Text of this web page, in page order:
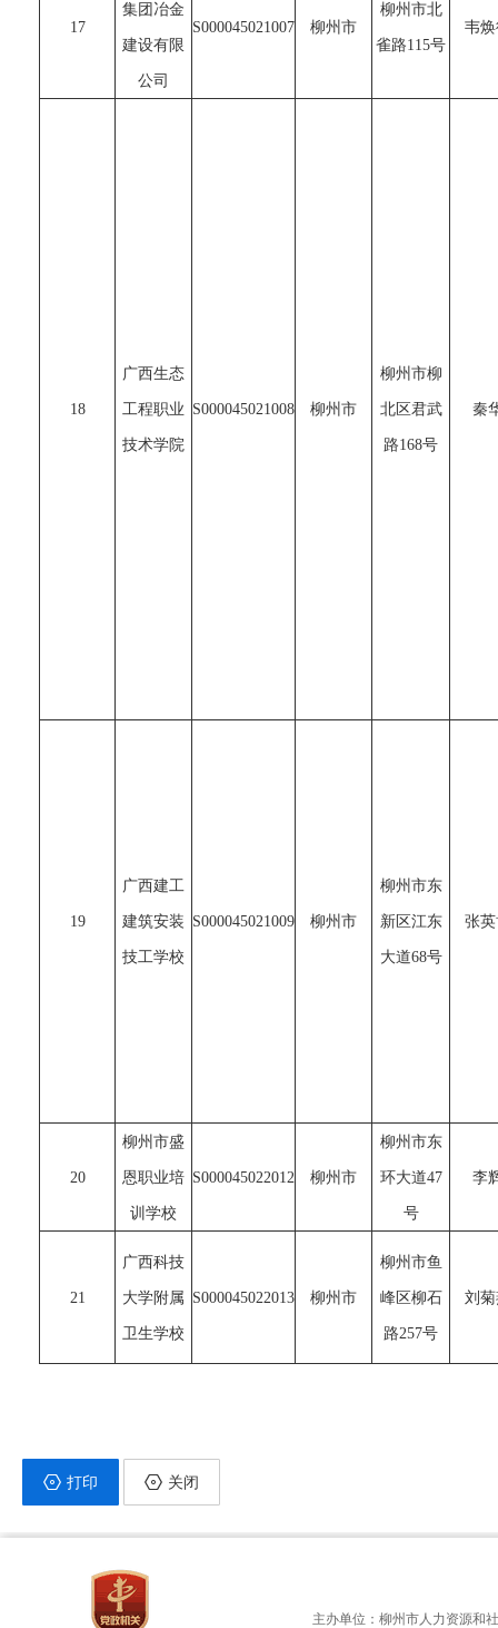
17
集团冶金
建设有限
公司
S000045021007 柳州市
柳州市北
雀路115号
韦
18
广西生态
工程职业
技术学院
S000045021008 柳州市
柳州市柳
北区君武
路168号
秦
19
广西建工
建筑安装
技工学校
S000045021009 柳州市
柳州市东
新区江东
大道68号
张
20
柳州市盛
恩职业培
训学校
S000045022012 柳州市
柳州市东
环大道47
号
李
21
广西科技
大学附属
卫生学校
S000045022013 柳州市
柳州市鱼
峰区柳石
路257号
刘
打印 关闭
主办单位：柳州市人力资源和